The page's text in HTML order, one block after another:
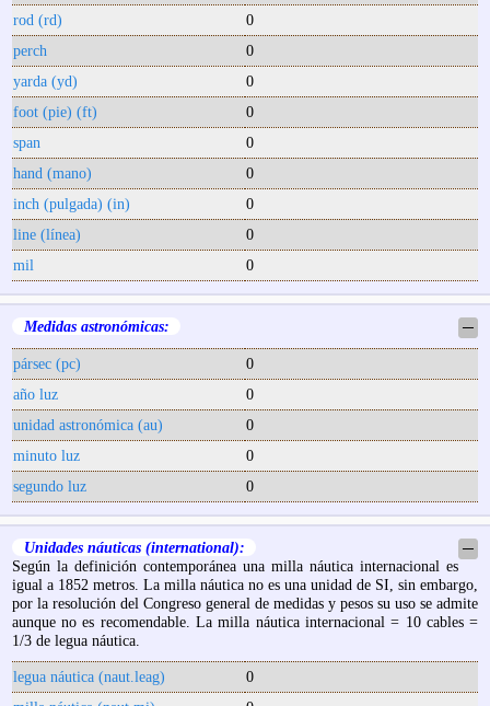
rod (rd)
0
perch
0
yarda (yd)
0
foot (pie) (ft)
0
span
0
hand (mano)
0
inch (pulgada) (in)
0
line (línea)
0
mil
0
Medidas astronómicas: ─
pársec (pc)
0
año luz
0
unidad astronómica (au)
0
minuto luz
0
segundo luz
0
Unidades náuticas (international):
─
Según la definición contemporánea una milla náutica internacional es
igual a 1852 metros. La milla náutica no es una unidad de SI, sin embargo,
por la resolución del Congreso general de medidas y pesos su uso se admite
aunque no es recomendable. La milla náutica internacional = 10 cables =
1/3 de legua náutica.
legua náutica (naut.leag)
0